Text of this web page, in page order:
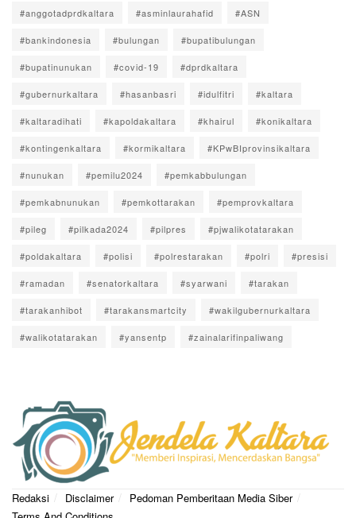
#anggotadprdkaltara #asminlaurahafid #ASN
#bankindonesia #bulungan #bupatibulungan
#bupatinunukan #covid-19 #dprdkaltara
#gubernurkaltara #hasanbasri #idulfitri #kaltara
#kaltaradihati #kapoldakaltara #khairul #konikaltara
#kontingenkaltara #kormikaltara #KPwBIprovinsikaltara
#nunukan #pemilu2024 #pemkabbulungan
#pemkabnunukan #pemkottarakan #pemprovkaltara
#pileg #pilkada2024 #pilpres #pjwalikotatarakan
#poldakaltara #polisi #polrestarakan #polri #presisi
#ramadan #senatorkaltara #syarwani #tarakan
#tarakanhibot #tarakansmartcity #wakilgubernurkaltara
#walikotatarakan #yansentp #zainalarifinpaliwang
Redaksi Disclaimer
Pedoman Pemberitaan Media Siber